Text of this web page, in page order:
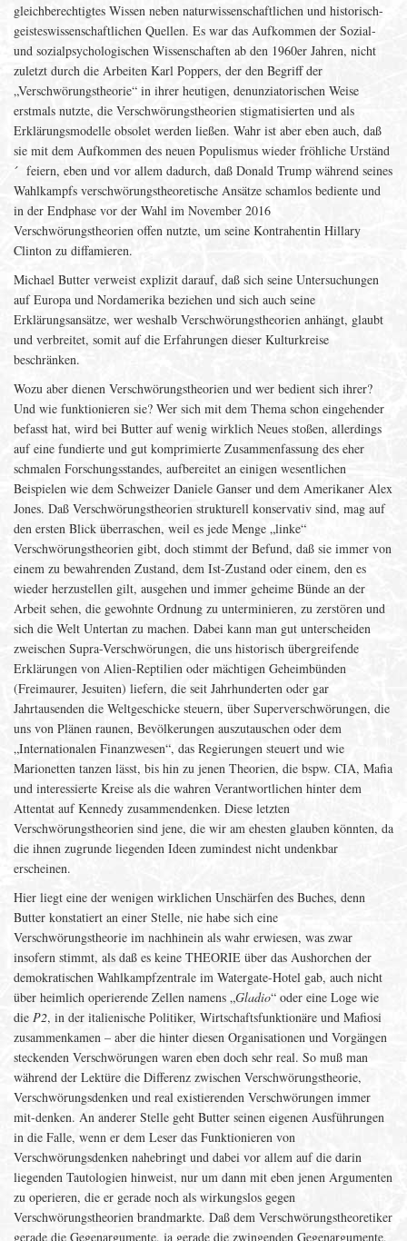
gleichberechtigtes Wissen neben naturwissenschaftlichen und historisch-
geisteswissenschaftlichen Quellen. Es war das Aufkommen der Sozial-
und sozialpsychologischen Wissenschaften ab den 1960er Jahren, nicht
zuletzt durch die Arbeiten Karl Poppers, der den Begriff der
„Verschwörungstheorie“ in ihrer heutigen, denunziatorischen Weise
erstmals nutzte, die Verschwörungstheorien stigmatisierten und als
Erklärungsmodelle obsolet werden ließen. Wahr ist aber eben auch, daß
sie mit dem Aufkommen des neuen Populismus wieder fröhliche Urständ
´ feiern, eben und vor allem dadurch, daß Donald Trump während seines
Wahlkampfs verschwörungstheoretische Ansätze schamlos bediente und
in der Endphase vor der Wahl im November 2016
Verschwörungstheorien offen nutzte, um seine Kontrahentin Hillary
Clinton zu diffamieren.
Michael Butter verweist explizit darauf, daß sich seine Untersuchungen
auf Europa und Nordamerika beziehen und sich auch seine
Erklärungsansätze, wer weshalb Verschwörungstheorien anhängt, glaubt
und verbreitet, somit auf die Erfahrungen dieser Kulturkreise
beschränken.
Wozu aber dienen Verschwörungstheorien und wer bedient sich ihrer?
Und wie funktionieren sie? Wer sich mit dem Thema schon eingehender
befasst hat, wird bei Butter auf wenig wirklich Neues stoßen, allerdings
auf eine fundierte und gut komprimierte Zusammenfassung des eher
schmalen Forschungsstandes, aufbereitet an einigen wesentlichen
Beispielen wie dem Schweizer Daniele Ganser und dem Amerikaner Alex
Jones. Daß Verschwörungstheorien strukturell konservativ sind, mag auf
den ersten Blick überraschen, weil es jede Menge „linke“
Verschwörungstheorien gibt, doch stimmt der Befund, daß sie immer von
einem zu bewahrenden Zustand, dem Ist-Zustand oder einem, den es
wieder herzustellen gilt, ausgehen und immer geheime Bünde an der
Arbeit sehen, die gewohnte Ordnung zu unterminieren, zu zerstören und
sich die Welt Untertan zu machen. Dabei kann man gut unterscheiden
zweischen Supra-Verschwörungen, die uns historisch übergreifende
Erklärungen von Alien-Reptilien oder mächtigen Geheimbünden
(Freimaurer, Jesuiten) liefern, die seit Jahrhunderten oder gar
Jahrtausenden die Weltgeschicke steuern, über Superverschwörungen, die
uns von Plänen raunen, Bevölkerungen auszutauschen oder dem
„Internationalen Finanzwesen“, das Regierungen steuert und wie
Marionetten tanzen lässt, bis hin zu jenen Theorien, die bspw. CIA, Mafia
und interessierte Kreise als die wahren Verantwortlichen hinter dem
Attentat auf Kennedy zusammendenken. Diese letzten
Verschwörungstheorien sind jene, die wir am ehesten glauben könnten, da
die ihnen zugrunde liegenden Ideen zumindest nicht undenkbar
erscheinen.
Hier liegt eine der wenigen wirklichen Unschärfen des Buches, denn
Butter konstatiert an einer Stelle, nie habe sich eine
Verschwörungstheorie im nachhinein als wahr erwiesen, was zwar
insofern stimmt, als daß es keine THEORIE über das Aushorchen der
demokratischen Wahlkampfzentrale im Watergate-Hotel gab, auch nicht
über heimlich operierende Zellen namens „Gladio“ oder eine Loge wie
die P2, in der italienische Politiker, Wirtschaftsfunktionäre und Mafiosi
zusammenkamen – aber die hinter diesen Organisationen und Vorgängen
steckenden Verschwörungen waren eben doch sehr real. So muß man
während der Lektüre die Differenz zwischen Verschwörungstheorie,
Verschwörungsdenken und real existierenden Verschwörungen immer
mit-denken. An anderer Stelle geht Butter seinen eigenen Ausführungen
in die Falle, wenn er dem Leser das Funktionieren von
Verschwörungsdenken nahebringt und dabei vor allem auf die darin
liegenden Tautologien hinweist, nur um dann mit eben jenen Argumenten
zu operieren, die er gerade noch als wirkungslos gegen
Verschwörungstheorien brandmarkte. Daß dem Verschwörungstheoretiker
gerade die Gegenargumente, ja gerade die zwingenden Gegenargumente,